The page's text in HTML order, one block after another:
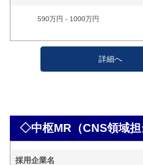
590万円 - 1000万円
詳細へ
◇中枢MR（CNS領域担
採用企業名